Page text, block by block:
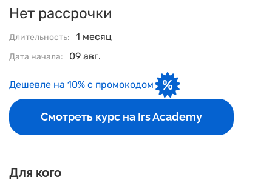
Нет рассрочки
Длительность: 1 месяц
Дата начала: 09 авг.
Дешевле на 10% с промокодом
Смотреть курс на Irs Academy
Для кого